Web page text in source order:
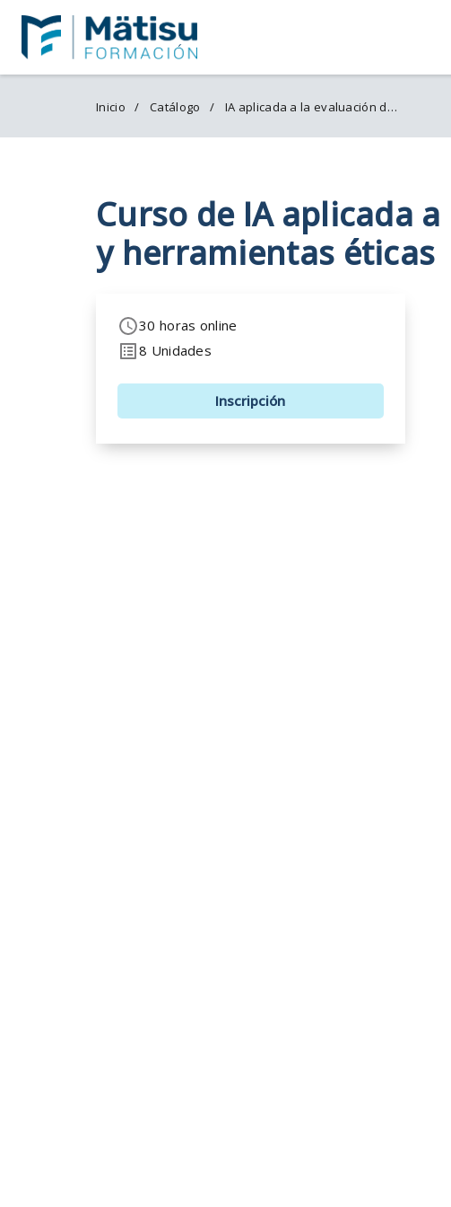
Inicio Catálogo IA aplicada a la evaluación de desempeño
Curso de IA aplicada
y herramientas éticas
30 horas online
8 Unidades
Inscripción